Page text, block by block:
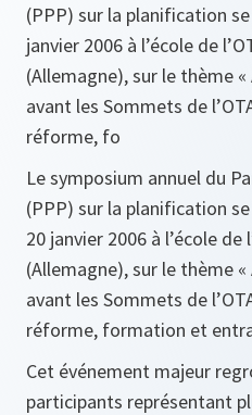
(PPP) sur la planification
janvier 2006 à l’école de
(Allemagne), sur le thème
avant les Sommets de
réforme, fo
Le symposium annuel du
(PPP) sur la planification
20 janvier 2006 à l’école de
(Allemagne), sur le thème
avant les Sommets de
réforme, formation et
Cet événement majeur
participants représentant